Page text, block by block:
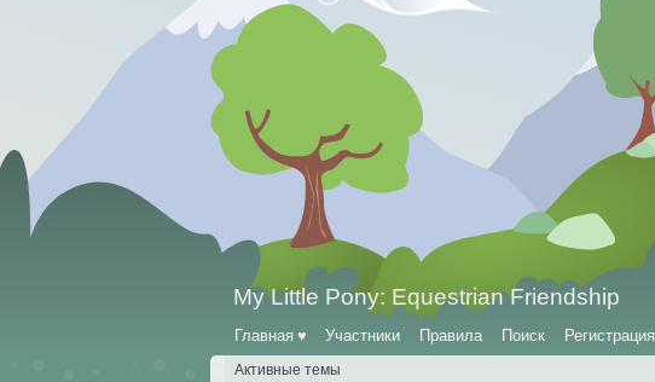
My Little Pony: Equestrian Friendship
Главная ♥ Участники Правила Поиск Регистрация
Активные темы